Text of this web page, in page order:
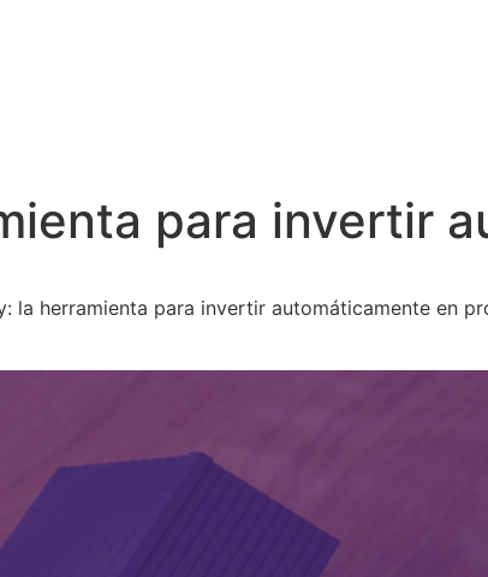
para invertir
la herramienta para invertir automáticamente en